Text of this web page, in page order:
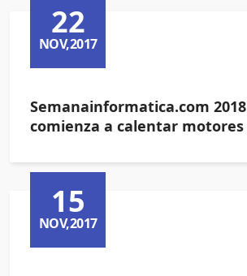
22
NOV,2017
Semanainformatica.com 2018
comienza a calentar motores
15
NOV,2017